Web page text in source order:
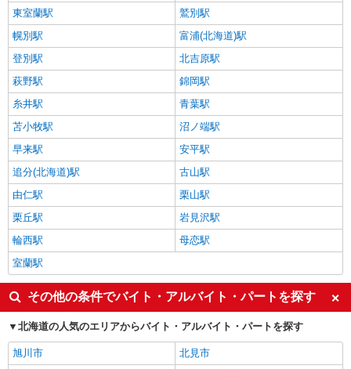
東室蘭駅
鷲別駅
幌別駅
富浦(北海道)駅
登別駅
北吉原駅
萩野駅
錦岡駅
糸井駅
青葉駅
苫小牧駅
沼ノ端駅
早来駅
安平駅
追分(北海道)駅
古山駅
由仁駅
栗山駅
栗丘駅
岩見沢駅
輪西駅
母恋駅
室蘭駅
その他の条件でバイト・アルバイト・パートを探す
北海道の人気のエリアからバイト・アルバイト・パートを探す
旭川市
北見市